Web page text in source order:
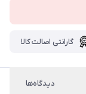
گارانتی اصالت کالا
دیدگاه‌ها